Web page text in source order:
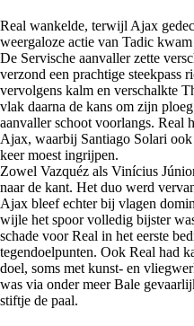
Real wankelde, terwijl Ajax
weergaloze actie van Tadic
De Servische aanvaller zette
verzond een prachtige steekpass
vervolgens kalm en verschalkte
vlak daarna de kans om zijn
aanvaller schoot voorlangs. Real
Ajax, waarbij Santiago Solari
keer moest ingrijpen.
Zowel Vazquéz als Vinícius
naar de kant. Het duo werd
Ajax bleef echter bij vlagen
wijle het spoor volledig bijster
schade voor Real in het eerste
tegendoelpunten. Ook Real had
doel, soms met kunst- en
was via onder meer Bale
stiftje de paal.